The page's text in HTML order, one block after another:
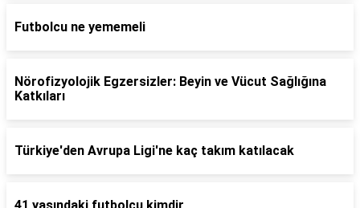
Futbolcu ne yememeli
Nörofizyolojik Egzersizler: Beyin ve Vücut Sağlığına
Katkıları
Türkiye'den Avrupa Ligi'ne kaç takım katılacak